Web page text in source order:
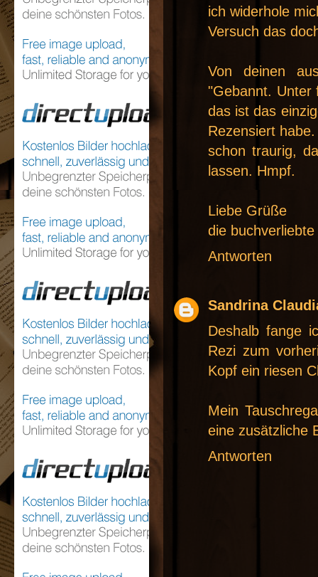
ich widerhole
Versuch das
Von deinen
"Gebannt. Unter
das ist das
Rezensiert
schon traurig,
lassen. Hmpf.
Liebe Grüße
die
Antworten
Sandrina
Deshalb fange
Rezi zum
Kopf ein riesen
Mein
eine zusätzliche
Antworten